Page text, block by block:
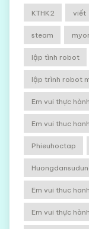
KTHK2 viết
steam myor
lập tình robot
lập trình robot
Em vui thực
Em vui thuc
Phieuhoctap
Em vui thuc
Em vui thực